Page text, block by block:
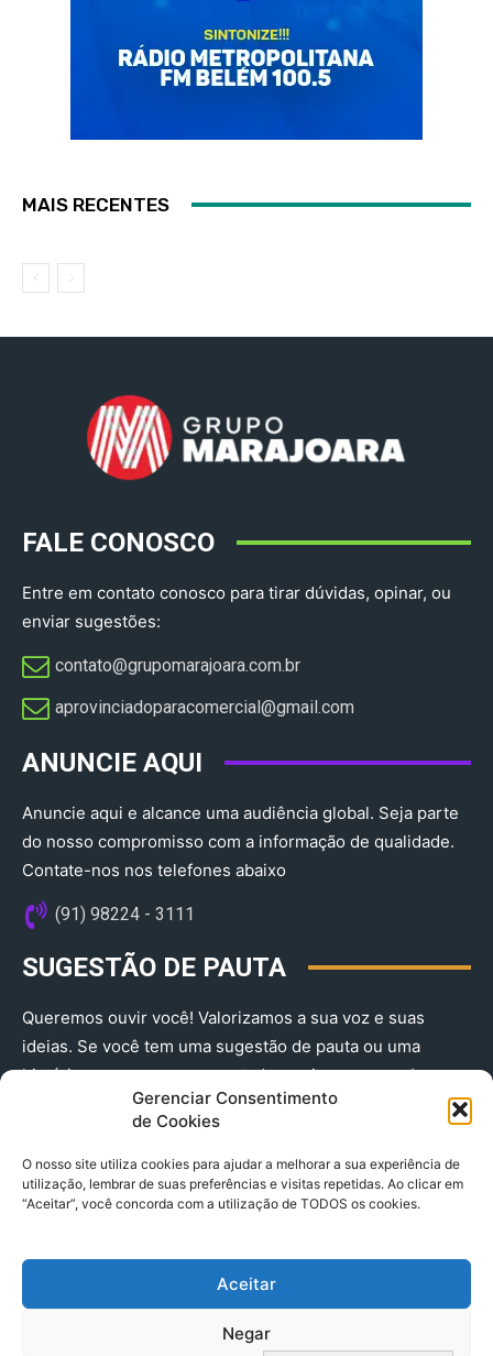
Gerenciar Consentimento
de Cookies
O nosso site utiliza cookies para ajudar a melhorar a sua experiência de
utilização, lembrar de suas preferências e visitas repetidas. Ao clicar em
“Aceitar”, você concorda com a utilização de TODOS os cookies.
Aceitar
Negar
MAIS RECENTES
FALE CONOSCO
Entre em contato conosco para tirar dúvidas, opinar, ou
enviar sugestões:
contato@grupomarajoara.com.br
aprovinciadoparacomercial@gmail.com​
ANUNCIE AQUI
Anuncie aqui e alcance uma audiência global. Seja parte
do nosso compromisso com a informação de qualidade.
Contate-nos nos telefones abaixo
(91) 98224 - 3111
SUGESTÃO DE PAUTA
Queremos ouvir você! Valorizamos a sua voz e suas
ideias. Se você tem uma sugestão de pauta ou uma
história que merece ser contada, envie-nos agora!
(91) 98224 - 3111
© 2025 A Província do Pará CNPJ: 04.901.141/0001-36 End .
Trav. Quintino Bocaiuva 2301, Ed. Rogério Fernandez – Sala